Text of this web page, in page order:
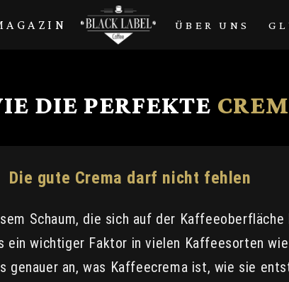
ÜBER UNS
DIE PERFEKTE
Die gute Crema darf nicht fehlen
Schaum, die sich auf der
wichtiger Faktor in vielen Kaffeesorten
genauer an, was Kaffeecrema ist, wie sie